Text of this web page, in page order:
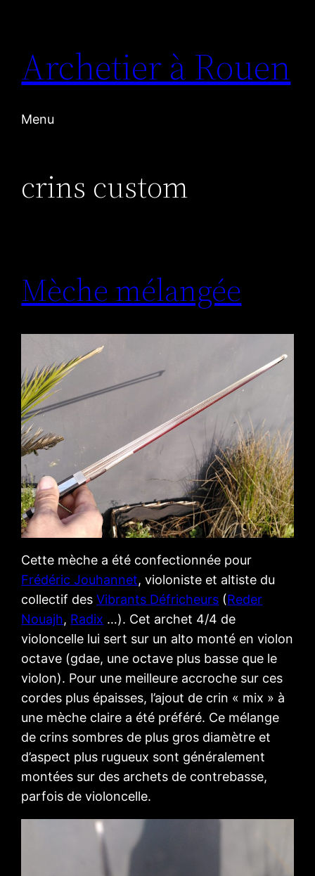
contenu
Archetier à Rouen
Menu
crins custom
Mèche mélangée
Cette mèche a été confectionnée pour
Frédéric Jouhannet, violoniste et altiste du
collectif desVibrants Défricheurs (Reder
Nouajh, Radix …). Cet archet 4/4 de
violoncelle lui sert sur un alto monté en violon
octave (gdae, une octave plus basse que le
violon). Pour une meilleure accroche sur ces
cordes plus épaisses, l’ajout de crin « mix » à
une mèche claire a été préféré. Ce mélange
de crins sombres de plus gros diamètre et
d’aspect plus rugueux sont généralement
montées sur des archets de contrebasse,
parfois de violoncelle.